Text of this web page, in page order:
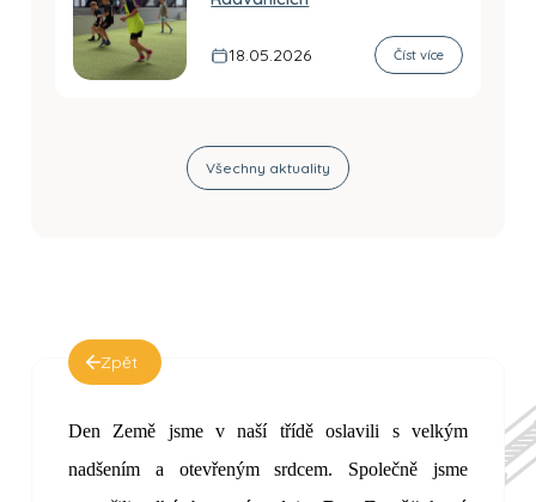
18.05.2026 Číst více
Všechny aktuality
Zpět
Den Země jsme v naší třídě oslavili s velkým
nadšením a otevřeným srdcem. Společně jsme